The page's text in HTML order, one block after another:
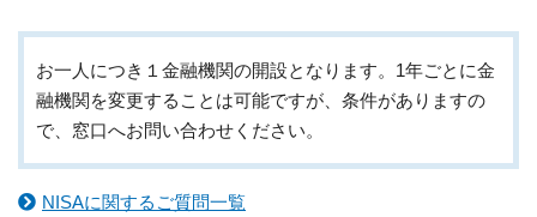
お一人につき１金融機関の開設となります。1年ごとに金
融機関を変更することは可能ですが、条件がありますの
で、窓口へお問い合わせください。
NISAに関するご質問一覧